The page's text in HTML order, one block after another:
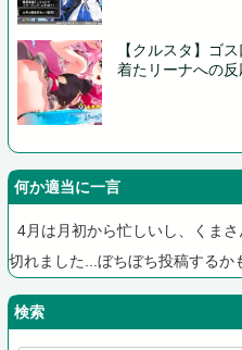
【クルスタ】ゴ
着たリーナへの反
何か適当に一言
4月は月初から忙しいし、くま
切れました...ぼちぼち投稿するか
検索